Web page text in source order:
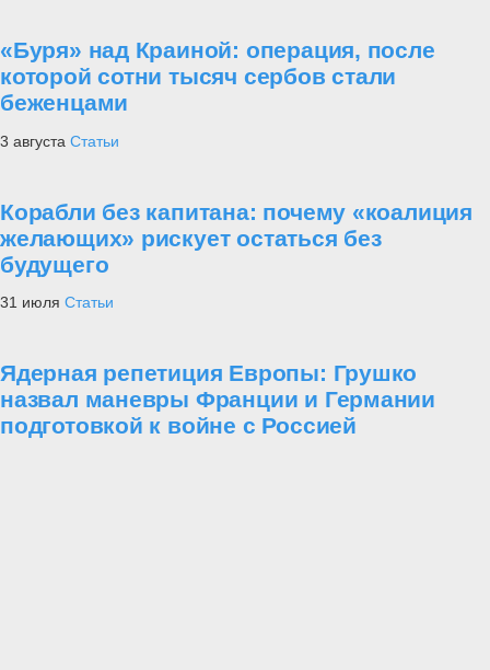
«Буря» над Краиной: операция, после
которой сотни тысяч сербов стали
беженцами
3 августа Статьи
Корабли без капитана: почему «коалиция
желающих» рискует остаться без
будущего
31 июля Статьи
Ядерная репетиция Европы: Грушко
назвал маневры Франции и Германии
подготовкой к войне с Россией